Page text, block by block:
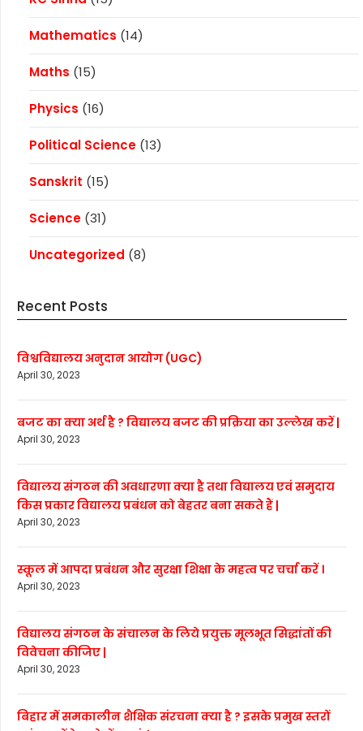
Mathematics (14)
Maths (15)
Physics (16)
Political Science (13)
Sanskrit (15)
Science (31)
Uncategorized (8)
Recent Posts
विश्वविद्यालय अनुदान आयोग (UGC)
April 30, 2023
बजट का क्या अर्थ है ? विद्यालय बजट की प्रक्रिया का उल्लेख करें |
April 30, 2023
विद्यालय संगठन की अवधारणा क्या है तथा विद्यालय एवं समुदाय
किस प्रकार विद्यालय प्रबंधन को बेहतर बना सकते हैं |
April 30, 2023
स्कूल में आपदा प्रबंधन और सुरक्षा शिक्षा के महत्व पर चर्चा करें ।
April 30, 2023
विद्यालय संगठन के संचालन के लिये प्रयुक्त मूलभूत सिद्धांतों की
विवेचना कीजिए |
April 30, 2023
बिहार में समकालीन शैक्षिक संरचना क्या है ? इसके प्रमुख स्तरों